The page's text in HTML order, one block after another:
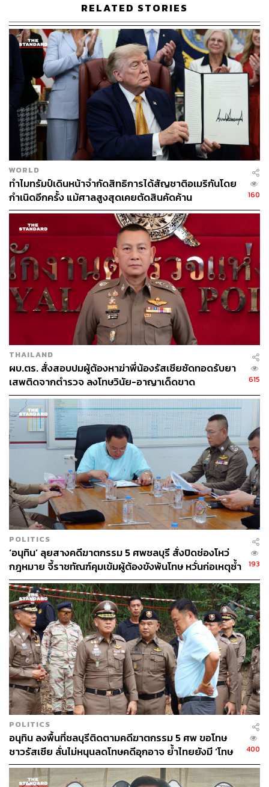
RELATED STORIES
WORLD
ทำไมทรัมป์เดินหน้าจำกัดสิทธิการได้สัญชาติอเมริกันโดย
กำเนิดอีกครั้ง แม้ศาลสูงสุดเคยตัดสินคัดค้าน
160
THAILAND
ผบ.ตร. สั่งสอบปมผู้ต้องหาฆ่าพี่น้องรัสเซียซัดทอดรับยา
เสพติดจากตำรวจ ลงโทษวินัย-อาญาเด็ดขาด
615
POLITICS
‘อนุทิน’ ลุยสางคดีฆาตกรรม 5 ศพชลบุรี สั่งปิดช่องโหว่
กฎหมาย จี้ราชทัณฑ์คุมเข้มผู้ต้องขังพ้นโทษ หวั่นก่อเหตุซ้ำ
รอย
193
POLITICS
อนุทิน ลงพื้นที่ชลบุรีติดตามคดีฆาตกรรม 5 ศพ ขอโทษ
ชาวรัสเซีย ลั่นไม่หนุนลดโทษคดีอุกอาจ ย้ำไทยยังมี ‘โทษ
ประหาร’
400